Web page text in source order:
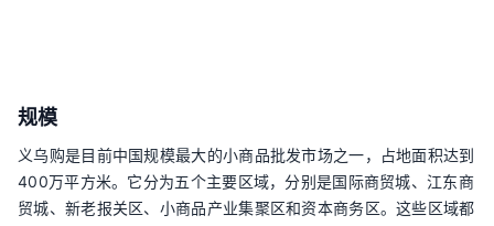
规模
义乌购是目前中国规模最大的小商品批发市场之一，占地面积达到
400万平方米。它分为五个主要区域，分别是国际商贸城、江东商
贸城、新老报关区、小商品产业集聚区和资本商务区。这些区域都